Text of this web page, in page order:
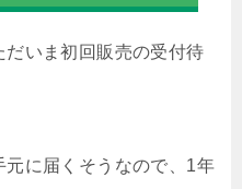
いま初回販売の受付待
元に届くそうなので、1年